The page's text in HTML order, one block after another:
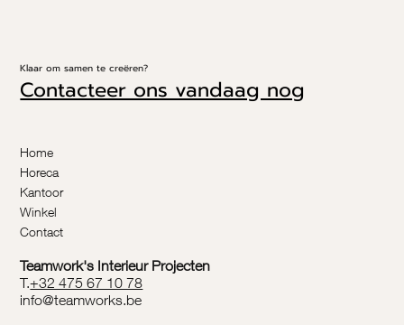
Klaar om samen te creëren?
Contacteer ons vandaag nog
Home
Horeca
Kantoor
Winkel
Contact
Teamwork's Interieur Projecten
T.+32 475 67 10 78
info@teamworks.be